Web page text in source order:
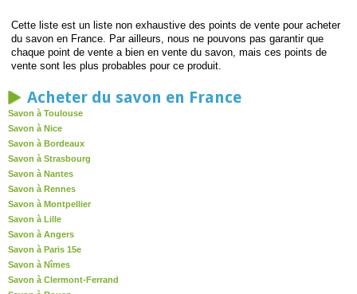
Cette liste est un liste non exhaustive des points de vente pour acheter
du savon en France. Par ailleurs, nous ne pouvons pas garantir que
chaque point de vente a bien en vente du savon, mais ces points de
vente sont les plus probables pour ce produit.
Acheter du savon en France
Savon à Toulouse
Savon à Nice
Savon à Bordeaux
Savon à Strasbourg
Savon à Nantes
Savon à Rennes
Savon à Montpellier
Savon à Lille
Savon à Angers
Savon à Paris 15e
Savon à Nîmes
Savon à Clermont-Ferrand